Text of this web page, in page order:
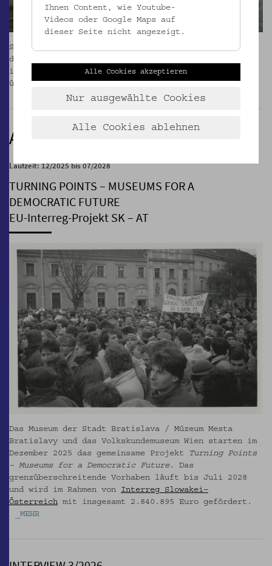
Seit Jänner 2025 wird das Gartenpalais Schönborn in
der Laudongasse saniert. Wir sind mit unseren Büros
in den Pavillon 1 amOtto Wagner Areal (OWA)
übersiedelt.
AUSSERDEM
Laufzeit: 12/2025 bis 07/2028
TURNING POINTS – MUSEUMS FOR A
DEMOCRATIC FUTURE
EU-Interreg-Projekt SK – AT
Das Museum der Stadt Bratislava / Múzeum Mesta
Bratislavy und das Volkskundemuseum Wien starten im
Dezember 2025 das gemeinsame Projekt
Turning Points
– Museums for a Democratic Future. Das
grenzüberschreitende Vorhaben läuft bis Juli 2028
und wird im Rahmen von Interreg Slowakei–
Österreich mit insgesamt 2.840.895 Euro gefördert.
_MEHR
Ihnen Content, wie Youtube-
Videos oder Google Maps auf
dieser Seite nicht angezeigt.
Alle Cookies akzeptieren
Nur ausgewählte Cookies
Alle Cookies ablehnen